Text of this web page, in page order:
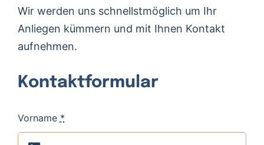
Wir werden uns schnellstmöglich um Ihr
Anliegen kümmern und mit Ihnen Kontakt
aufnehmen.
Kontaktformular
Vorname *